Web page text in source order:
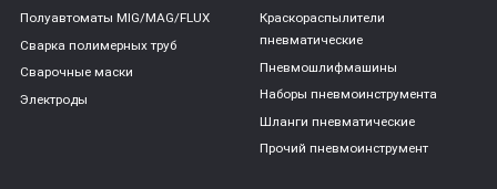
Полуавтоматы MIG/MAG/FLUX
Сварка полимерных труб
Сварочные маски
Электроды
Краскораспылители
пневматические
Пневмошлифмашины
Наборы пневмоинструмента
Шланги пневматические
Прочий пневмоинструмент